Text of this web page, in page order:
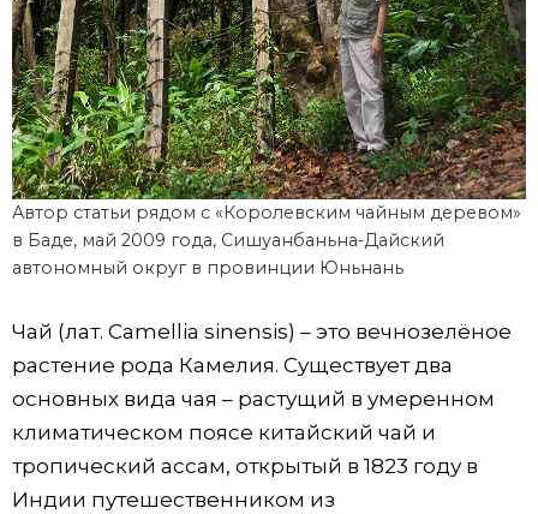
Автор статьи рядом с «Королевским чайным деревом»
в Баде, май 2009 года, Сишуанбаньна-Дайский
автономный округ в провинции Юньнань
Чай (лат. Camellia sinensis) – это вечнозелёное
растение рода Камелия. Существует два
основных вида чая – растущий в умеренном
климатическом поясе китайский чай и
тропический ассам, открытый в 1823 году в
Индии путешественником из